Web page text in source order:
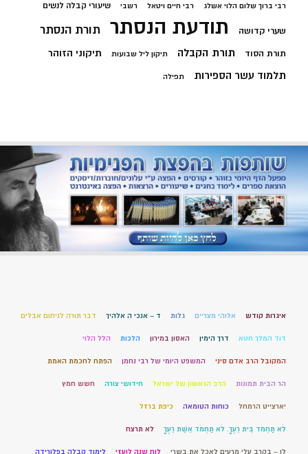
רבי ברוך שלום הלוי אשלג רבי חיים ויטאל רשבי שיעורי קבלה לנשים
שערי קדושה תודעת הנסתר תורת הנסתר
תורת הסוד תורת הקבלה תיקון ליל שבועות תיקוני הזוהר
תלמוד עשר הספירות תפילה
איגרות קודש אלוהי מצריים גלות ד – אנכי ה אלהיך דבר תורה לניחום אבלים
דוד המלך חטא דרך הימין האסון במירון הלכות הלל הלוי
המקובל הרב אדם סיני המשפט היומי של רבי נחמן הפתח לחכמת האמת
הר הבית תמונות הרב הראשון של ישראל חידושי צורה חשש חמץ
יארצייט הרמחל כוחות הטומאה כיפת ברזל
לֹא תַחְמֹד בֵּית רֵעֶךָ. לֹא תַחְמֹד אֵשֶׁת רֵעֶךָ לא תרצח
לו – בקרב עלי מרעים לאכל את בשרי לוח שנה לועזי לימוד קבלה בפלורידה